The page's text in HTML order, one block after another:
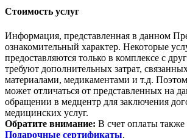
Стоимость услуг
Информация, представленная в данном
ознакомительный характер. Некоторые
предоставляются только в комплексе с
требуют дополнительных затрат,
материалами, медикаментами и т.д.
может отличаться от представленных на
обращении в медцентр для заключения
медицинских услуг.
Обратите внимание: В счет оплаты
Подарочные сертификаты.